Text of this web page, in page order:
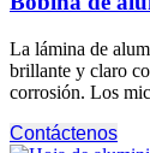
La lámina de
brillante y claro
corrosión. Los
Contáctenos